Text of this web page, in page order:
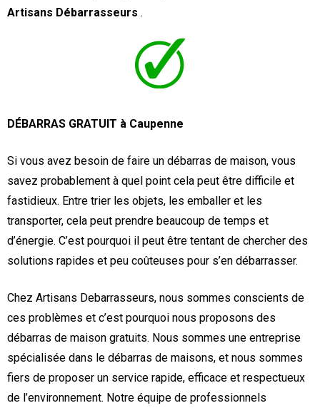
Artisans Débarrasseurs .
DÉBARRAS GRATUIT à Caupenne
Si vous avez besoin de faire un débarras de maison, vous
savez probablement à quel point cela peut être difficile et
fastidieux. Entre trier les objets, les emballer et les
transporter, cela peut prendre beaucoup de temps et
d’énergie. C’est pourquoi il peut être tentant de chercher des
solutions rapides et peu coûteuses pour s’en débarrasser.
Chez Artisans Debarrasseurs, nous sommes conscients de
ces problèmes et c’est pourquoi nous proposons des
débarras de maison gratuits. Nous sommes une entreprise
spécialisée dans le débarras de maisons, et nous sommes
fiers de proposer un service rapide, efficace et respectueux
de l’environnement. Notre équipe de professionnels